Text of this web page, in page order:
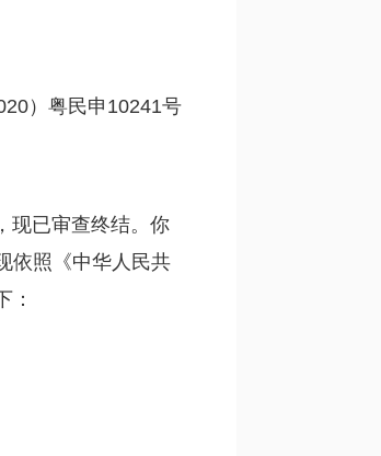
）粤民申10241号
现已审查终结。你
依照《中华人民共
：